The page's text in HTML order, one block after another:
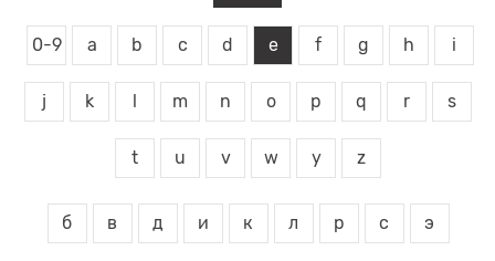
0-9 a b c d e f g h i
j k m n o p q r s
t u v w y z
б в д и к л р с э